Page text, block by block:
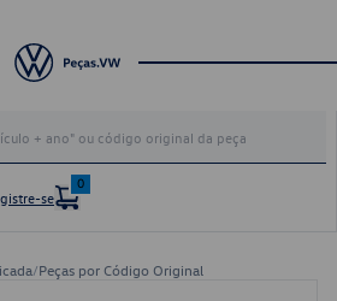
se
0
/Peças por Código Original